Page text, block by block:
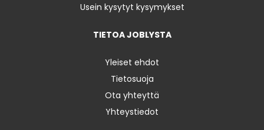
Usein kysytyt kysymykset
TIETOA JOBLYSTA
Yleiset ehdot
Tietosuoja
Ota yhteyttä
Yhteystiedot